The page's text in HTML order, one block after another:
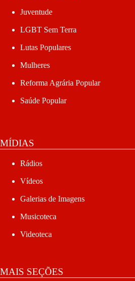
Juventude
LGBT Sem Terra
Lutas Populares
Mulheres
Reforma Agrária Popular
Saúde Popular
MÍDIAS
Rádios
Vídeos
Galerias de Imagens
Musicoteca
Videoteca
MAIS SEÇÕES